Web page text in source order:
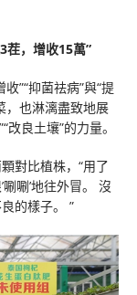
，增收15萬”
”“抑菌祛病”與“提
，也淋漓盡致地展
改良土壤”的力量。
對比植株，“用了
唰’地往外冒。 沒
的樣子。 ”